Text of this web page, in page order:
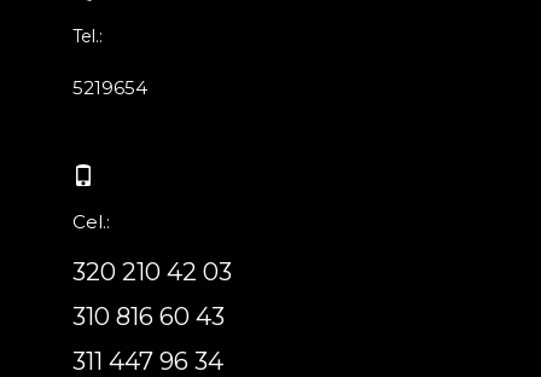
Tel.:
5219654
Cel.:
320 210 42 03
310 816 60 43
311 447 96 34